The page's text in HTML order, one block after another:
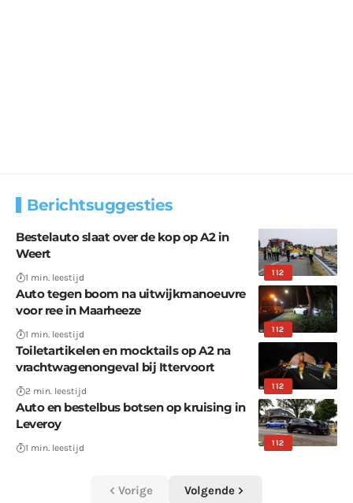
Berichtsuggesties
112
Bestelauto slaat over de kop op A2 in
Weert
1 min. leestijd
112
Auto tegen boom na uitwijkmanoeuvre
voor ree in Maarheeze
1 min. leestijd
112
Toiletartikelen en mocktails op A2 na
vrachtwagenongeval bij Ittervoort
2 min. leestijd
112
Auto en bestelbus botsen op kruising in
Leveroy
1 min. leestijd
Vorige Volgende